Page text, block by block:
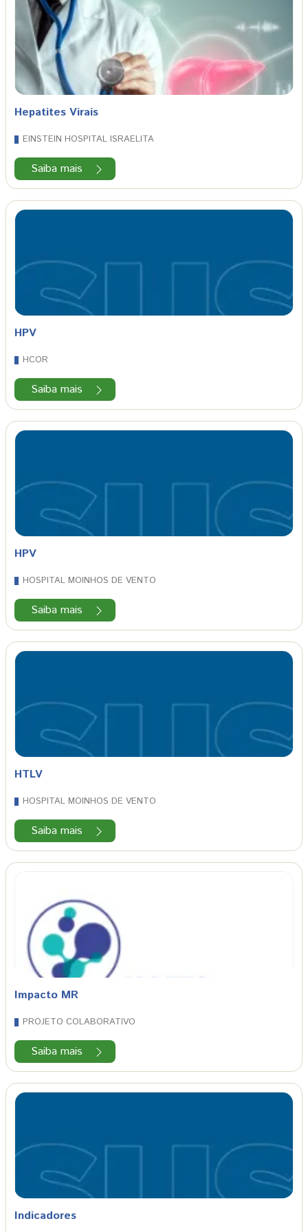
Hepatites Virais
EINSTEIN HOSPITAL ISRAELITA
Saiba mais
HPV
HCOR
Saiba mais
HPV
HOSPITAL MOINHOS DE VENTO
Saiba mais
HTLV
HOSPITAL MOINHOS DE VENTO
Saiba mais
Impacto MR
PROJETO COLABORATIVO
Saiba mais
Indicadores